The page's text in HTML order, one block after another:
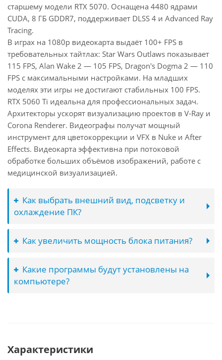
старшему модели RTX 5070. Оснащена 4480 ядрами
CUDA, 8 ГБ GDDR7, поддерживает DLSS 4 и Advanced Ray
Tracing.
В играх на 1080p видеокарта выдаёт 100+ FPS в
требовательных тайтлах: Star Wars Outlaws показывает
115 FPS, Alan Wake 2 — 105 FPS, Dragon's Dogma 2 — 110
FPS с максимальными настройками. На младших
моделях эти игры не достигают стабильных 100 FPS.
RTX 5060 Ti идеальна для профессиональных задач.
Архитекторы ускорят визуализацию проектов в V-Ray и
Corona Renderer. Видеографы получат мощный
инструмент для цветокоррекции и VFX в Nuke и After
Effects. Видеокарта эффективна при потоковой
обработке больших объёмов изображений, работе с
медицинской визуализацией.
Как выбрать внешний вид, подсветку и
охлаждение ПК?
Как увеличить мощность блока питания?
Какие программы будут установлены на
компьютере?
Характеристики